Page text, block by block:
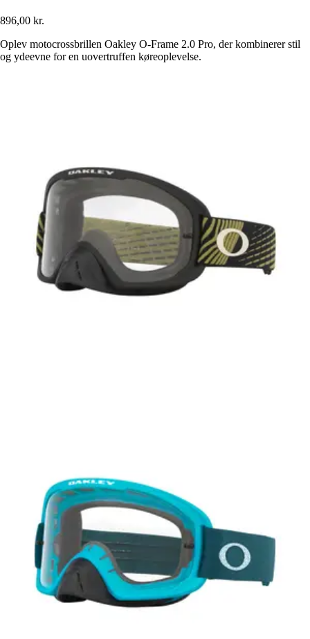
896,00 kr.
Oplev motocrossbrillen Oakley O-Frame 2.0 Pro, der kombinerer stil
og ydeevne for en uovertruffen køreoplevelse.